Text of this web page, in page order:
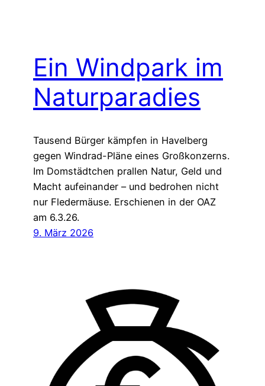
Ein Windpark im
Naturparadies
Tausend Bürger kämpfen in Havelberg
gegen Windrad-Pläne eines Großkonzerns.
Im Domstädtchen prallen Natur, Geld und
Macht aufeinander – und bedrohen nicht
nur Fledermäuse. Erschienen in der OAZ
am 6.3.26.
9. März 2026